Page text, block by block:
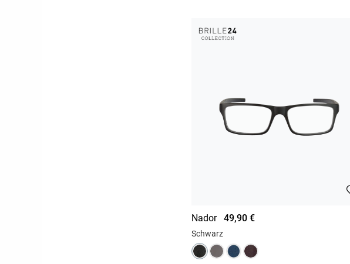
Nador 49,90 €
Schwarz